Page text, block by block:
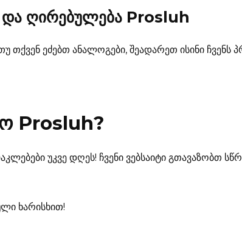
ღირებულება Prosluh
თქვენ ეძებთ ანალოგები, შეადარეთ ისინი
Prosluh?
უკვე დღეს! ჩვენი ვებსაიტი გთავაზობთ
ხარისხით!